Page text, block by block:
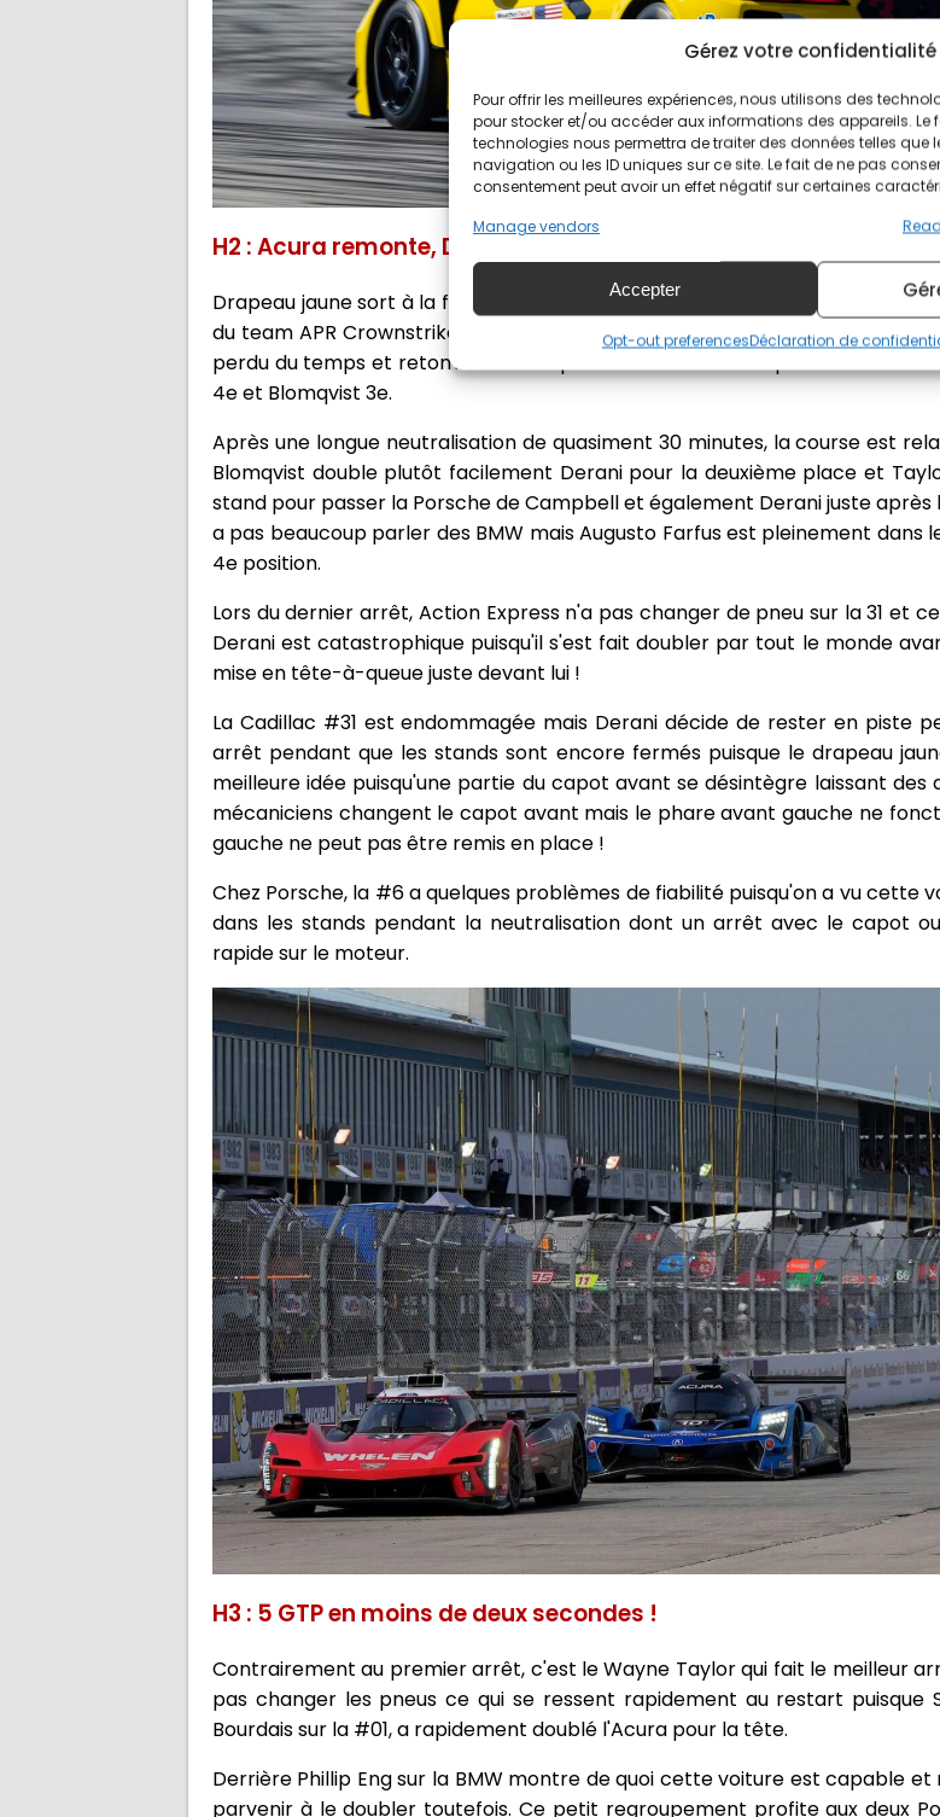
Gérez votre confidentialité
Pour offrir les meilleures expériences, nous utilisons des
pour stocker et/ou accéder aux informations des appareils. Le
technologies nous permettra de traiter des données telles que
navigation ou les ID uniques sur ce site. Le fait de ne pas
consentement peut avoir un effet négatif sur certaines
Manage vendors
Accepter
Opt-out preferencesDéclaration de
H2 : Acura remonte, Derani chute
Drapeau jaune sort à la fin de la salve des arrêts aux stands à cause de la
du team APR Crownstrike qui est resté coincée sur un vibreur. Lors de ces
perdu du temps et retombe à la 5e place. C'est Matt Campbell sur la
4e et Blomqvist 3e.
Après une longue neutralisation de quasiment 30 minutes, la course est
Blomqvist double plutôt facilement Derani pour la deuxième place et
stand pour passer la Porsche de Campbell et également Derani juste après
a pas beaucoup parler des BMW mais Augusto Farfus est pleinement
4e position.
Lors du dernier arrêt, Action Express n'a pas changer de pneu sur la 31 et
Derani est catastrophique puisqu'il s'est fait doubler par tout le monde
mise en tête-à-queue juste devant lui !
La Cadillac #31 est endommagée mais Derani décide de rester en piste
arrêt pendant que les stands sont encore fermés puisque le drapeau
meilleure idée puisqu'une partie du capot avant se désintègre laissant des
mécaniciens changent le capot avant mais le phare avant gauche ne
gauche ne peut pas être remis en place !
Chez Porsche, la #6 a quelques problèmes de fiabilité puisqu'on a vu cette
dans les stands pendant la neutralisation dont un arrêt avec le capot
rapide sur le moteur.
H3 : 5 GTP en moins de deux secondes !
Contrairement au premier arrêt, c'est le Wayne Taylor qui fait le meilleur
pas changer les pneus ce qui se ressent rapidement au restart puisque
Bourdais sur la #01, a rapidement doublé l'Acura pour la tête.
Derrière Phillip Eng sur la BMW montre de quoi cette voiture est capable
parvenir à le doubler toutefois. Ce petit regroupement profite aux deux